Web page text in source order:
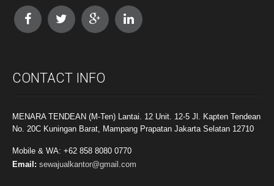
CONTACT INFO
MENARA TENDEAN (M-Ten) Lantai. 12 Unit. 12-5 Jl. Kapten Tendean
No. 20C Kuningan Barat, Mampang Prapatan Jakarta Selatan 12710
Mobile & WA: +62 858 8080 0770
Email: sewajualkantor@gmail.com